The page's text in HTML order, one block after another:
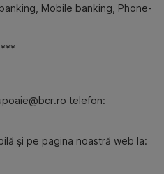
Mobile banking, Phone-
***
telefon:
şi pe pagina noastră web la: